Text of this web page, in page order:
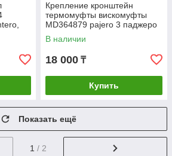
Крепление кронштейн
термомуфты вискомуфты
MD364879 pajero 3 паджеро
митсубиси митсубиши
mitsubishi запчасти
В наличии
18 000 ₸
Купить
Показать ещё
1 / 2